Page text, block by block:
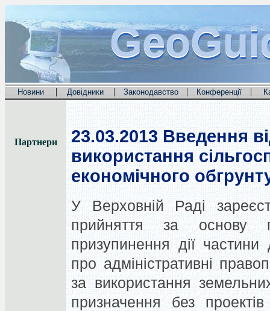
Новини | Довідники | Законодавство | Конференції |
Партнери 23.03.2013 Введення
використання
економічного
У Верховній Раді
прийняття за основу
призупинення дії частини
про адміністративні
за використання
призначення без